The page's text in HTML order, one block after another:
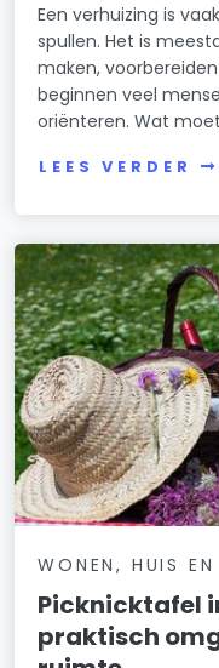
Een verhuizing is
spullen. Het is
maken,
beginnen veel
oriënteren. Wat
LEES VERDER
WONEN, HUIS
Picknicktafel
praktisch